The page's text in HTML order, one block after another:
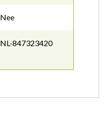
Nee
NL-847323420